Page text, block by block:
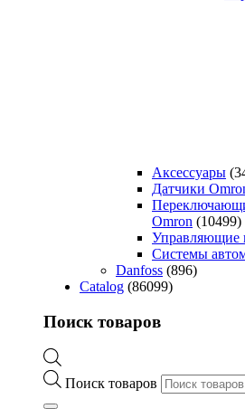
Аксессуары
Датчики
Omron (10499)
Управляющие
Системы
Danfoss (896)
Catalog (86099)
Поиск товаров
Поиск товаров